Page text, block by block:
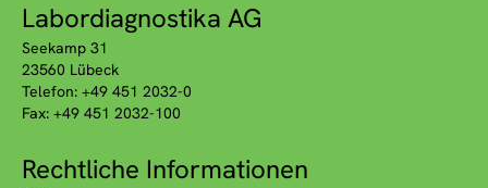
Labordiagnostika AG
Seekamp 31
23560 Lübeck
Telefon: +49 451 2032-0
Fax: +49 451 2032-100
Rechtliche Informationen